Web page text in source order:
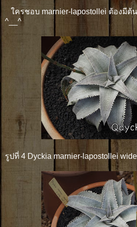
ใครชอบ marnier-lapostollei ต้องมีต้
^__^
รูปที่ 4 Dyckia marnier-lapostollei